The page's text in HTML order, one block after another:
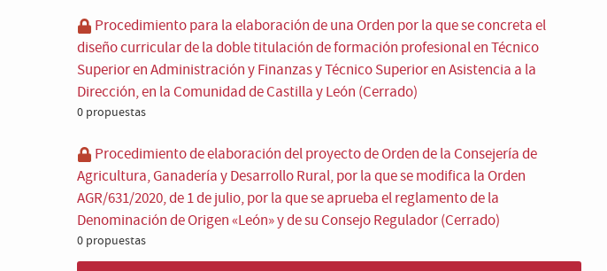
Procedimiento para la elaboración de una Orden por la que se concreta el
diseño curricular de la doble titulación de formación profesional en Técnico
Superior en Administración y Finanzas y Técnico Superior en Asistencia a la
Dirección, en la Comunidad de Castilla y León (Cerrado)
0 propuestas
Procedimiento de elaboración del proyecto de Orden de la Consejería de
Agricultura, Ganadería y Desarrollo Rural, por la que se modifica la Orden
AGR/631/2020, de 1 de julio, por la que se aprueba el reglamento de la
Denominación de Origen «León» y de su Consejo Regulador (Cerrado)
0 propuestas